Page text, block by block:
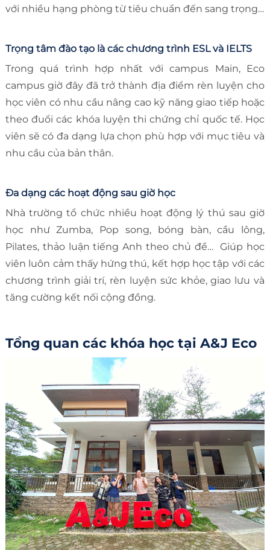
với nhiều hạng phòng từ tiêu chuẩn đến sang trọng…
Trọng tâm đào tạo là các chương trình ESL và IELTS
Trong quá trình hợp nhất với campus Main, Eco
campus giờ đây đã trở thành địa điểm rèn luyện cho
học viên có nhu cầu nâng cao kỹ năng giao tiếp hoặc
theo đuổi các khóa luyện thi chứng chỉ quốc tế. Học
viên sẽ có đa dạng lựa chọn phù hợp với mục tiêu và
nhu cầu của bản thân.
Đa dạng các hoạt động sau giờ học
Nhà trường tổ chức nhiều hoạt động lý thú sau giờ
học như Zumba, Pop song, bóng bàn, cầu lông,
Pilates, thảo luận tiếng Anh theo chủ đề… Giúp học
viên luôn cảm thấy hứng thú, kết hợp học tập với các
chương trình giải trí, rèn luyện sức khỏe, giao lưu và
tăng cường kết nối cộng đồng.
Tổng quan các khóa học tại A&J Eco